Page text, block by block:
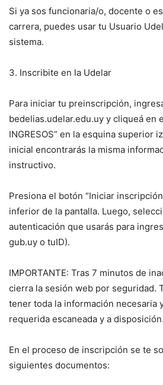
Si ya sos funcionaria/o, docente o
carrera, puedes usar tu Usuario
sistema.
3. Inscribite en la Udelar
Para iniciar tu preinscripción,
bedelias.udelar.edu.uy y cliqueá en
INGRESOS” en la esquina superior
inicial encontrarás la misma
instructivo.
Presiona el botón “Iniciar
inferior de la pantalla. Luego,
autenticación que usarás para
gub.uy o tuID).
IMPORTANTE: Tras 7 minutos de
cierra la sesión web por seguridad.
tener toda la información necesaria
requerida escaneada y a disposición.
En el proceso de inscripción se te
siguientes documentos: